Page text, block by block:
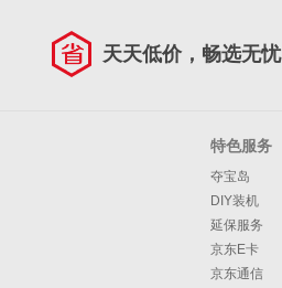
天天低价，畅选无忧
特色服务
夺宝岛
DIY装机
延保服务
京东E卡
京东通信